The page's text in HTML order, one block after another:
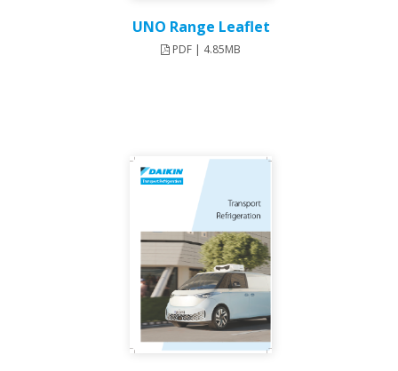
UNO Range Leaflet
PDF | 4.85MB